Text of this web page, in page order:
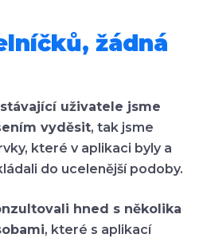
žádná
stávající uživatele jsme
vyděsit, tak jsme
které v aplikaci byly a
do ucelenější podoby.
hned s několika
, které s aplikací